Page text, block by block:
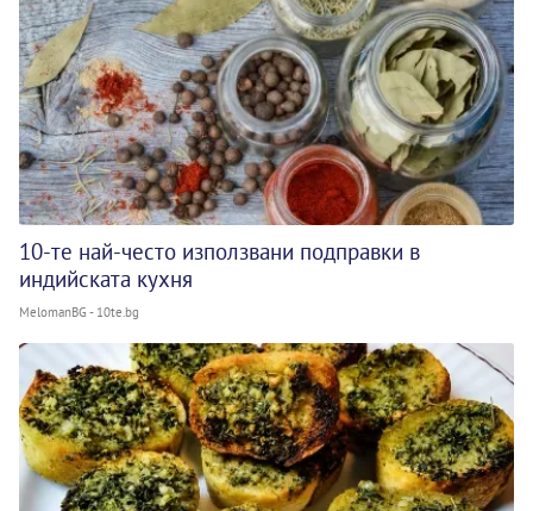
10-те най-често използвани подправки в
индийската кухня
MelomanBG - 10te.bg